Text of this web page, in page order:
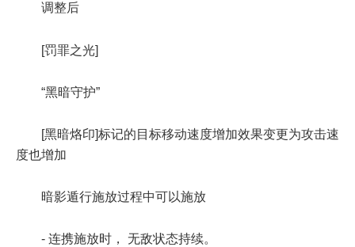
调整后
[罚罪之光]
“黑暗守护”
[黑暗烙印]标记的目标移动速度增加效果变更为攻击速
度也增加
暗影遁行施放过程中可以施放
- 连携施放时， 无敌状态持续。